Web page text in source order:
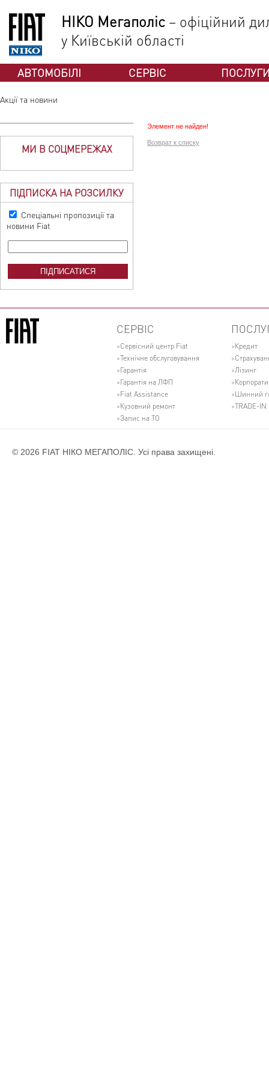
НІКО Мегаполіс – офіційний
у Київській області
АВТОМОБІЛІ СЕРВІС
Акції та новини
МИ В СОЦМЕРЕЖАХ
ПІДПИСКА НА РОЗСИЛКУ
Спеціальні пропозиції та
новини Fiat
Элемент не найден!
Возврат к списку
СЕРВІС
Сервісний центр Fiat
Технічне обслуговування
Гарантія
Гарантія на ЛФП
Fiat Assistance
Кузовний ремонт
Запис на ТО
Кредит
Лізинг
Шинний
TRADE-IN
© 2026 FIAT НІКО МЕГАПОЛІС. Усі права захищені.